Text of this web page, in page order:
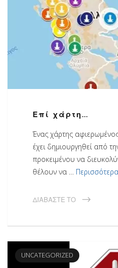
Επί χάρτη…
Ένας χάρτης
έχει δημιουργηθεί από
προκειμένου να
θέλουν να … Περισσότερα
ΔΙΑΒΆΣΤΕ ΤΟ
UNCATEGORIZED